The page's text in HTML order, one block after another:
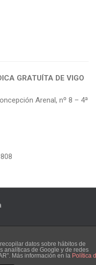
GRATUÍTA DE VIGO
Arenal, nº 8 – 4ª
datos sobre hábitos de
analíticas de Google y de redes
Más información en la Política